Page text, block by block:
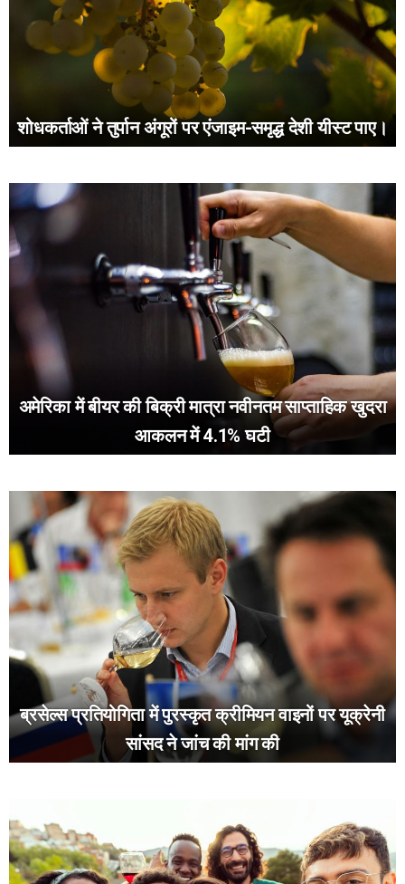
शोधकर्ताओं ने तुर्पान अंगूरों पर एंजाइम-समृद्ध देशी यीस्ट पाए।
अमेरिका में बीयर की बिक्री मात्रा नवीनतम साप्ताहिक खुदरा
आकलन में 4.1% घटी
ब्रसेल्स प्रतियोगिता में पुरस्कृत क्रीमियन वाइनों पर यूक्रेनी
सांसद ने जांच की मांग की